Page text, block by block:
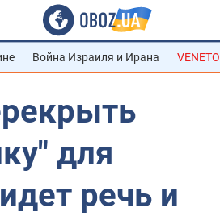
Война Израиля и Ирана VENETO
для
речь и